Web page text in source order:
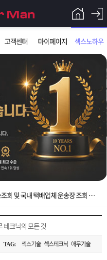
고객센터 마이페이지 섹스노하우
입금확인이 안되는 상황을 대비해 꼭 입금후 고객센터 연락바랍니다.
및 휴무 안내
[운송장번호 조회법]배송조회 및 국내 택배업체 운송장 조회 하는법
설치 가능합니다.
밖에 주소로 택배 받기
테크닉의 모든 것
TAG: 섹스기술 섹스테크닉 애무기술